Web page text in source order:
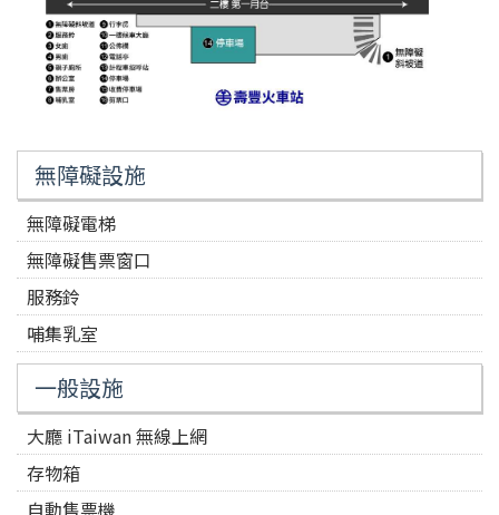
無障礙設施
無障礙電梯
無障礙售票窗口
服務鈴
哺集乳室
一般設施
大廳 iTaiwan 無線上網
存物箱
自動售票機